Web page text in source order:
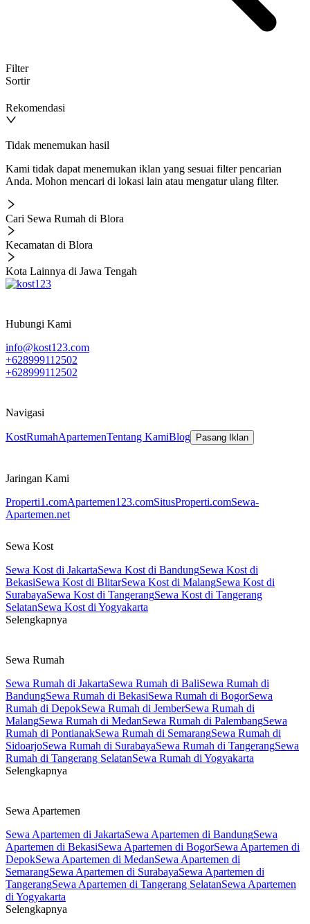
Filter
Sortir
Rekomendasi
Tidak menemukan hasil
Kami tidak dapat menemukan iklan yang sesuai filter pencarian
Anda. Mohon mencari di lokasi lain atau mengatur ulang filter.
Cari Sewa Rumah di Blora
Kecamatan di Blora
Kota Lainnya di Jawa Tengah
Hubungi Kami
info@kost123.com
+628999112502
+628999112502
Navigasi
KostRumahApartemenTentang KamiBlog Pasang Iklan
Jaringan Kami
Properti1.comApartemen123.comSitusProperti.comSewa-
Apartemen.net
Sewa Kost
Sewa Kost di JakartaSewa Kost di BandungSewa Kost di
BekasiSewa Kost di BlitarSewa Kost di MalangSewa Kost di
SurabayaSewa Kost di TangerangSewa Kost di Tangerang
SelatanSewa Kost di Yogyakarta
Selengkapnya
Sewa Rumah
Sewa Rumah di JakartaSewa Rumah di BaliSewa Rumah di
BandungSewa Rumah di BekasiSewa Rumah di BogorSewa
Rumah di DepokSewa Rumah di JemberSewa Rumah di
MalangSewa Rumah di MedanSewa Rumah di PalembangSewa
Rumah di PontianakSewa Rumah di SemarangSewa Rumah di
SidoarjoSewa Rumah di SurabayaSewa Rumah di TangerangSewa
Rumah di Tangerang SelatanSewa Rumah di Yogyakarta
Selengkapnya
Sewa Apartemen
Sewa Apartemen di JakartaSewa Apartemen di BandungSewa
Apartemen di BekasiSewa Apartemen di BogorSewa Apartemen di
DepokSewa Apartemen di MedanSewa Apartemen di
SemarangSewa Apartemen di SurabayaSewa Apartemen di
TangerangSewa Apartemen di Tangerang SelatanSewa Apartemen
di Yogyakarta
Selengkapnya